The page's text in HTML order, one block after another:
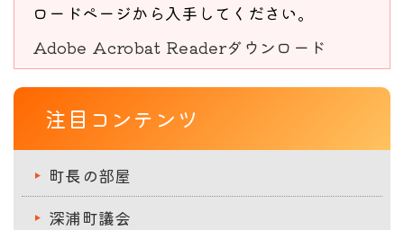
ロードページから入手してください。
Adobe Acrobat Readerダウンロード
注目コンテンツ
町長の部屋
深浦町議会